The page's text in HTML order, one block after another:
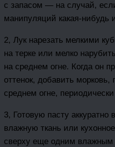
с запасом — на случай,
манипуляций какая-нибудь
2, Лук нарезать мелкими
на терке или мелко
на среднем огне. Когда он
оттенок, добавить
среднем огне,
3, Готовую пасту
влажную ткань или
сверху еще одним влажным